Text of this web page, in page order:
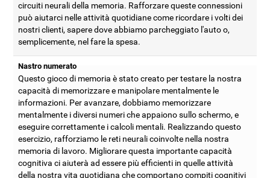
circuiti neurali della memoria. Rafforzare queste connessioni
può aiutarci nelle attività quotidiane come ricordare i volti dei
nostri clienti, sapere dove abbiamo parcheggiato l'auto o,
semplicemente, nel fare la spesa.
Nastro numerato
Questo gioco di memoria è stato creato per testare la nostra
capacità di memorizzare e manipolare mentalmente le
informazioni. Per avanzare, dobbiamo memorizzare
mentalmente i diversi numeri che appaiono sullo schermo, e
eseguire correttamente i calcoli mentali. Realizzando questo
esercizio, rafforziamo le reti neurali coinvolte nella nostra
memoria di lavoro. Migliorare questa importante capacità
cognitiva ci aiuterà ad essere più efficienti in quelle attività
della nostra vita quotidiana che comportano compiti cognitivi